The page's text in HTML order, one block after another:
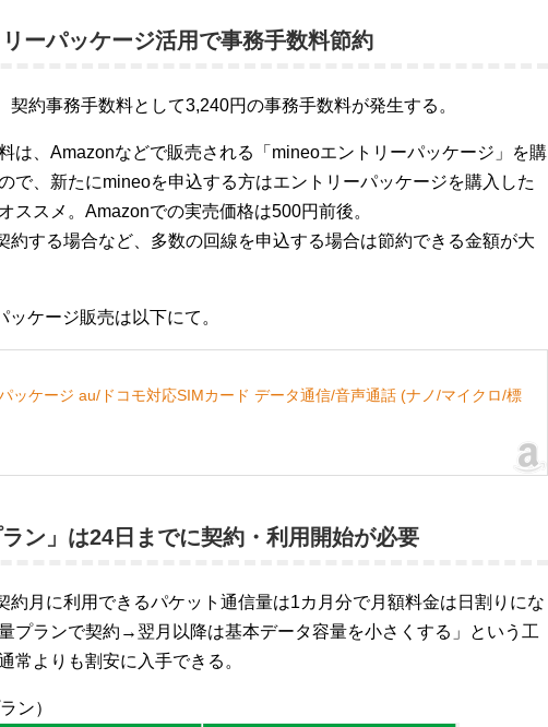
ーパッケージ活用で事務手数料節約
契約事務手数料として3,240円の事務手数料が発生する。
は、Amazonなどで販売される「mineoエントリーパッケージ」を購
で、新たにmineoを申込する方はエントリーパッケージを購入した
ススメ。Amazonでの実売価格は500円前後。
する場合など、多数の回線を申込する場合は節約できる金額が大
ケージ販売は以下にて。
ッケージ au/ドコモ対応SIMカード データ通信/音声通話 (ナノ/マイクロ/標
ラン」は24日までに契約・利用開始が必要
約月に利用できるパケット通信量は1カ月分で月額料金は日割りにな
プランで契約→翌月以降は基本データ容量を小さくする」という工
常よりも割安に入手できる。
ン）